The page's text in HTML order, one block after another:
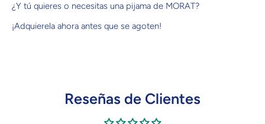
¿Y tú quieres o necesitas una pijama de MORAT?
¡Adquierela ahora antes que se agoten!
Reseñas de Clientes